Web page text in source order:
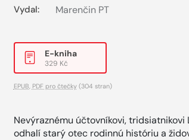
Vydal: Marenčin PT
E-kniha
329 Kč
EPUB PDF pro čtečky(304 stran)
Nevýraznému účtovníkovi, tridsiatnikovi
odhalí starý otec rodinnú históriu a